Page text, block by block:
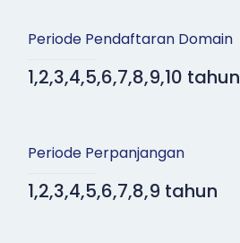
Periode Pendaftaran Domain
1,2,3,4,5,6,7,8,9,10 tahun
Periode Perpanjangan
1,2,3,4,5,6,7,8,9 tahun